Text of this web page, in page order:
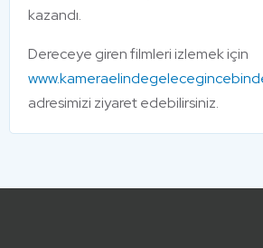
kazandı.
Dereceye giren filmleri izlemek için
adresimizi ziyaret edebilirsiniz.